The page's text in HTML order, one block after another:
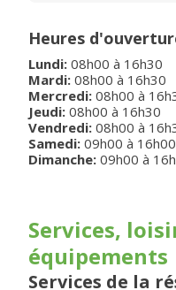
Heures
Lundi: 08h00 à 16h30
Mardi: 08h00 à 16h30
Mercredi: 08h00 à
Jeudi: 08h00 à 16h30
Vendredi: 08h00 à
Samedi: 09h00 à 16h00
Dimanche: 09h00 à
Services,
équipements
Services de la